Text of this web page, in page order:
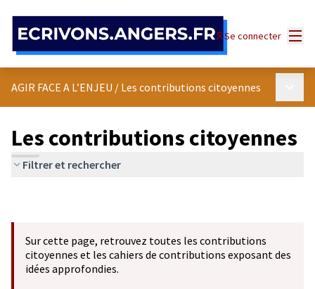
Se connecter
AGIR FACE A L’ENJEU / Les contributions citoyennes
Les contributions citoyennes
Filtrer et rechercher
Sur cette page, retrouvez toutes les contributions
citoyennes et les cahiers de contributions exposant des
idées approfondies.